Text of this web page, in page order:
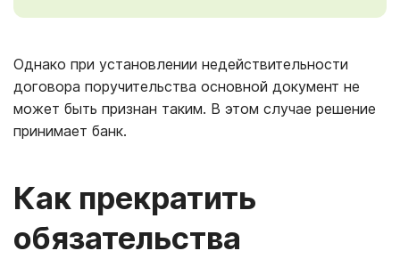
Однако при установлении недействительности
договора поручительства основной документ не
может быть признан таким. В этом случае решение
принимает банк.
Как прекратить
обязательства